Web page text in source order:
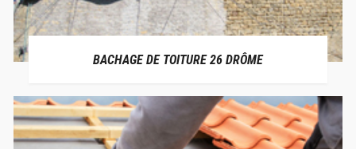
BACHAGE DE TOITURE 26 DRÔME